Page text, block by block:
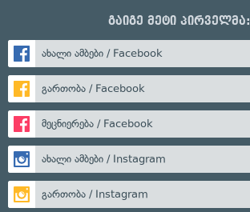
გაიგე მეტი პირველმა:
ახალი ამბები / Facebook
გართობა / Facebook
მეცნიერება / Facebook
ახალი ამბები / Instagram
გართობა / Instagram